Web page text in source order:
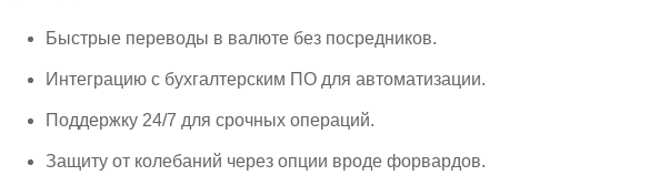
Быстрые переводы в валюте без посредников.
Интеграцию с бухгалтерским ПО для автоматизации.
Поддержку 24/7 для срочных операций.
Защиту от колебаний через опции вроде форвардов.